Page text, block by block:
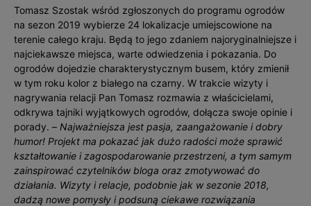
Tomasz Szostak wśród zgłoszonych do programu ogrodów
na sezon 2019 wybierze 24 lokalizacje umiejscowione na
terenie całego kraju. Będą to jego zdaniem najoryginalniejsze i
najciekawsze miejsca, warte odwiedzenia i pokazania. Do
ogrodów dojedzie charakterystycznym busem, który zmienił
w tym roku kolor z białego na czarny. W trakcie wizyty i
nagrywania relacji Pan Tomasz rozmawia z właścicielami,
odkrywa tajniki wyjątkowych ogrodów, dołącza swoje opinie i
porady. – Najważniejsza jest pasja, zaangażowanie i dobry
humor! Projekt ma pokazać jak dużo radości może sprawić
kształtowanie i zagospodarowanie przestrzeni, a tym samym
zainspirować czytelników bloga oraz zmotywować do
działania. Wizyty i relacje, podobnie jak w sezonie 2018,
dadzą nowe pomysły i podsuną ciekawe rozwiązania